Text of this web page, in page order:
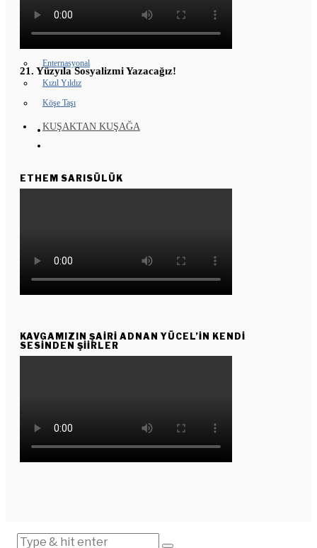
GENÇ KOMÜNARLAR
Enternasyonal
Kızıl Yıldız
Köşe Taşı
KUŞAKTAN KUŞAĞA
21. Yüzyıla Sosyalizmi Yazacağız!
ETHEM SARISÜLÜK
KAVGAMIZIN ŞAIRI ADNAN YÜCEL’IN KENDI
SESINDEN ŞIIRLER